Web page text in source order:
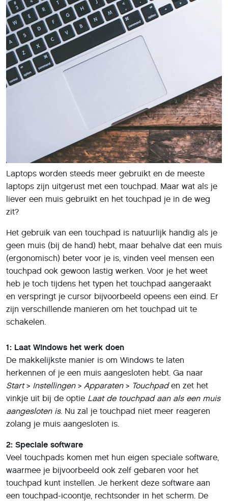
Laptops worden steeds meer gebruikt en de meeste
laptops zijn uitgerust met een touchpad. Maar wat als je
liever een muis gebruikt en het touchpad je in de weg
zit?
Het gebruik van een touchpad is natuurlijk handig als je
geen muis (bij de hand) hebt, maar behalve dat een muis
(ergonomisch) beter voor je is, vinden veel mensen een
touchpad ook gewoon lastig werken. Voor je het weet
heb je toch tijdens het typen het touchpad aangeraakt
en verspringt je cursor bijvoorbeeld opeens een eind. Er
zijn verschillende manieren om het touchpad uit te
schakelen.
1: Laat Windows het werk doen
De makkelijkste manier is om Windows te laten
herkennen of je een muis aangesloten hebt. Ga naar
Start> Instellingen> Apparaten> Touchpaden zet het
vinkje uit bij de optie Laat de touchpad aan als een muis
aangesloten is. Nu zal je touchpad niet meer reageren
zolang je muis aangesloten is.
2: Speciale software
Veel touchpads komen met hun eigen speciale software,
waarmee je bijvoorbeeld ook zelf gebaren voor het
touchpad kunt instellen. Je herkent deze software aan
een touchpad-icoontje, rechtsonder in het scherm. De